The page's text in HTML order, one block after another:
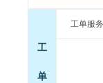
工
单
工单服